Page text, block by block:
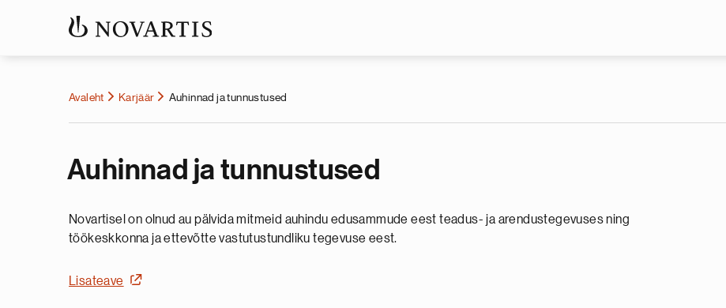
Avaleht Karjäär Auhinnad ja tunnustused
Auhinnad ja tunnustused
Novartisel on olnud au pälvida mitmeid auhindu edusammude eest teadus- ja arendustegevuses ning
töökeskkonna ja ettevõtte vastutustundliku tegevuse eest.
Lisateave